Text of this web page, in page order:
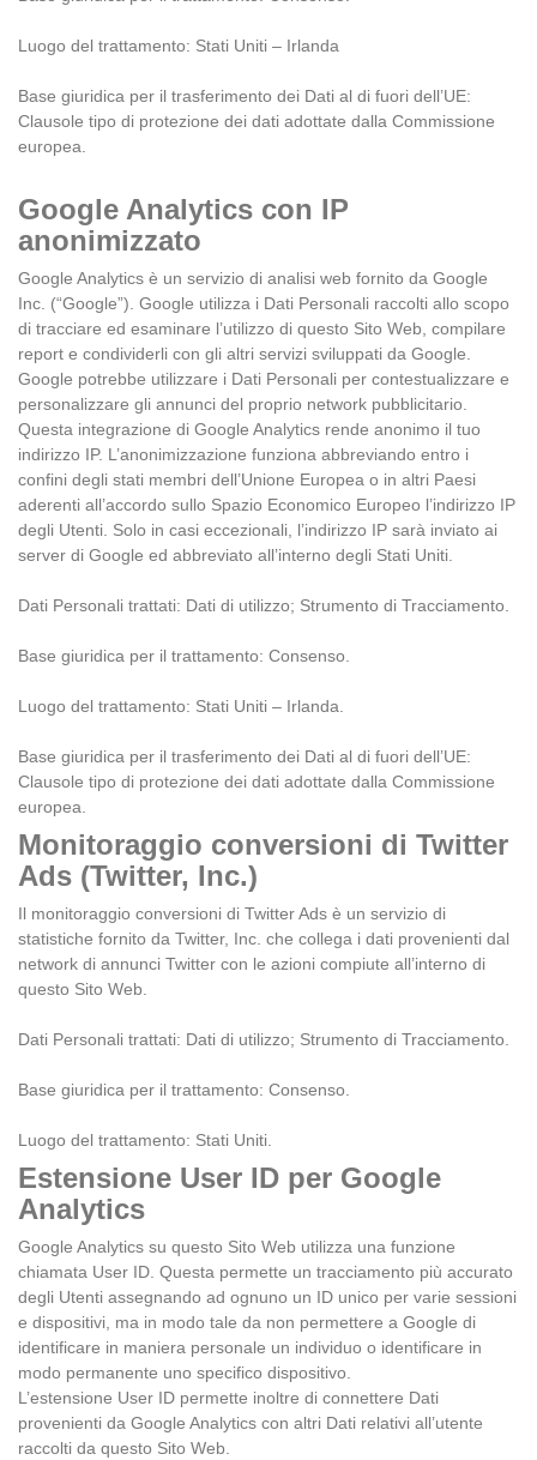
Luogo del trattamento: Stati Uniti – Irlanda
Base giuridica per il trasferimento dei Dati al di fuori dell’UE:
Clausole tipo di protezione dei dati adottate dalla Commissione
europea.
Google Analytics con IP
anonimizzato
Google Analytics è un servizio di analisi web fornito da Google
Inc. (“Google”). Google utilizza i Dati Personali raccolti allo scopo
di tracciare ed esaminare l’utilizzo di questo Sito Web, compilare
report e condividerli con gli altri servizi sviluppati da Google.
Google potrebbe utilizzare i Dati Personali per contestualizzare e
personalizzare gli annunci del proprio network pubblicitario.
Questa integrazione di Google Analytics rende anonimo il tuo
indirizzo IP. L’anonimizzazione funziona abbreviando entro i
confini degli stati membri dell’Unione Europea o in altri Paesi
aderenti all’accordo sullo Spazio Economico Europeo l’indirizzo IP
degli Utenti. Solo in casi eccezionali, l’indirizzo IP sarà inviato ai
server di Google ed abbreviato all’interno degli Stati Uniti.
Dati Personali trattati: Dati di utilizzo; Strumento di Tracciamento.
Base giuridica per il trattamento: Consenso.
Luogo del trattamento: Stati Uniti – Irlanda.
Base giuridica per il trasferimento dei Dati al di fuori dell’UE:
Clausole tipo di protezione dei dati adottate dalla Commissione
europea.
Monitoraggio conversioni di Twitter
Ads (Twitter, Inc.)
Il monitoraggio conversioni di Twitter Ads è un servizio di
statistiche fornito da Twitter, Inc. che collega i dati provenienti dal
network di annunci Twitter con le azioni compiute all’interno di
questo Sito Web.
Dati Personali trattati: Dati di utilizzo; Strumento di Tracciamento.
Base giuridica per il trattamento: Consenso.
Luogo del trattamento: Stati Uniti.
Estensione User ID per Google
Analytics
Google Analytics su questo Sito Web utilizza una funzione
chiamata User ID. Questa permette un tracciamento più accurato
degli Utenti assegnando ad ognuno un ID unico per varie sessioni
e dispositivi, ma in modo tale da non permettere a Google di
identificare in maniera personale un individuo o identificare in
modo permanente uno specifico dispositivo.
L’estensione User ID permette inoltre di connettere Dati
provenienti da Google Analytics con altri Dati relativi all’utente
raccolti da questo Sito Web.